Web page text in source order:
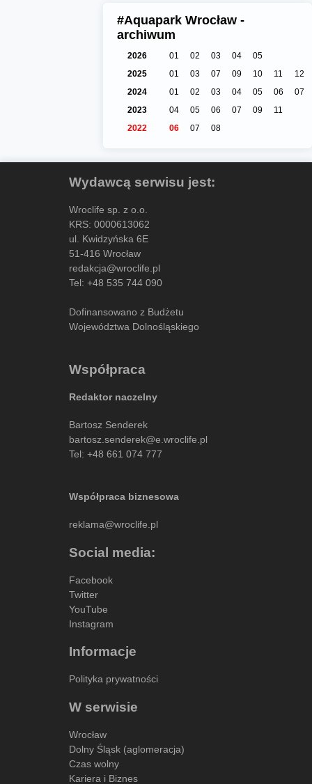
#Aquapark Wrocław -
archiwum
2026 01 02 03 04
05
2025
01 03 07 09 10 11
12
2024
01 02 03 04 05 06
07
2023
04 05 06 07 09
11
2022
06 07 08
Wydawcą serwisu jest:
Wroclife sp. z o.o.
KRS: 0000613062
ul. Kwidzyńska 6E
51-416 Wrocław
redakcja@wroclife.pl
Tel: +48 535 744 090
Dofinansowano z Budżetu
Województwa Dolnośląskiego
Współpraca
Redaktor naczelny
Bartosz Senderek
bartosz.senderek@e.wroclife.pl
Tel: +48 661 074 777
Współpraca biznesowa
reklama@wroclife.pl
Social media:
Facebook
Twitter
YouTube
Instagram
Informacje
Polityka prywatności
W serwisie
Wrocław
Dolny Śląsk (aglomeracja)
Czas wolny
Kariera i Biznes